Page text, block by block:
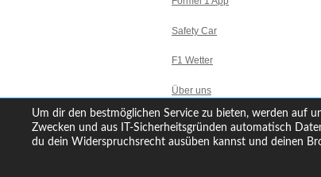
Safety Car
F1 Wetter
Über uns
Kontakt
Um dir den bestmöglichen Service zu bieten, werden auf
Zwecken und aus IT-Sicherheitsgründen automatisch
du dein Widerspruchsrecht ausüben kannst und deinen